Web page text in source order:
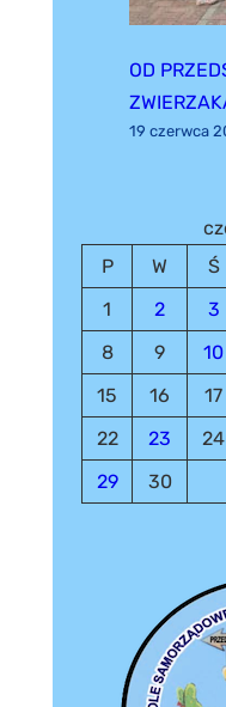
OD
19 czerwca
P
W Ś
1
2 3
8
9 10
15
16 17
22
23 24
29
30